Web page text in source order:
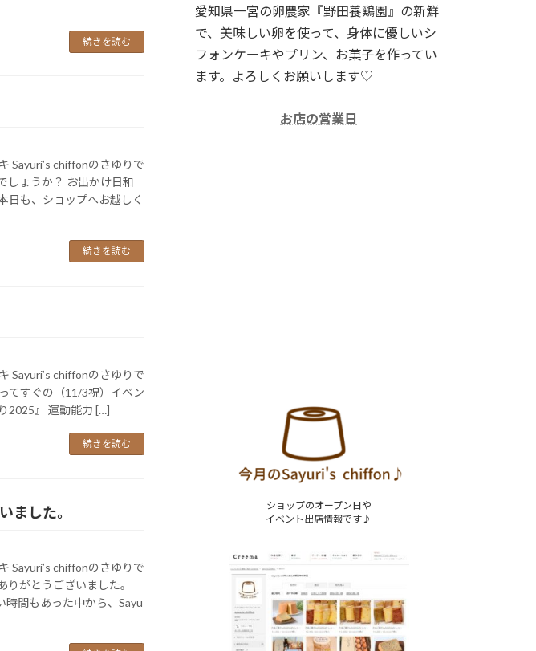
続きを読む
Sayuri’s chiffonのさゆりで
しょうか？ お出かけ日和
日も、ショップへお越しく
続きを読む
Sayuri’s chiffonのさゆりで
てすぐの（11/3祝）イベン
2025』 運動能力 […]
続きを読む
ました。
Sayuri’s chiffonのさゆりで
がとうございました。
間もあった中から、Sayu
愛知県一宮の卵農家『野田養鶏園』の新鮮
で、美味しい卵を使って、身体に優しいシ
フォンケーキやプリン、お菓子を作ってい
ます。よろしくお願いします♡
お店の営業日
ショップのオープン日や
イベント出店情報です♪